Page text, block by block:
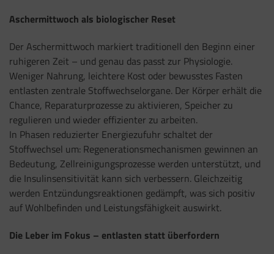
Aschermittwoch als biologischer Reset
Der Aschermittwoch markiert traditionell den Beginn einer
ruhigeren Zeit – und genau das passt zur Physiologie.
Weniger Nahrung, leichtere Kost oder bewusstes Fasten
entlasten zentrale Stoffwechselorgane. Der Körper erhält die
Chance, Reparaturprozesse zu aktivieren, Speicher zu
regulieren und wieder effizienter zu arbeiten.
In Phasen reduzierter Energiezufuhr schaltet der
Stoffwechsel um: Regenerationsmechanismen gewinnen an
Bedeutung, Zellreinigungsprozesse werden unterstützt, und
die Insulinsensitivität kann sich verbessern. Gleichzeitig
werden Entzündungsreaktionen gedämpft, was sich positiv
auf Wohlbefinden und Leistungsfähigkeit auswirkt.
Die Leber im Fokus – entlasten statt überfordern